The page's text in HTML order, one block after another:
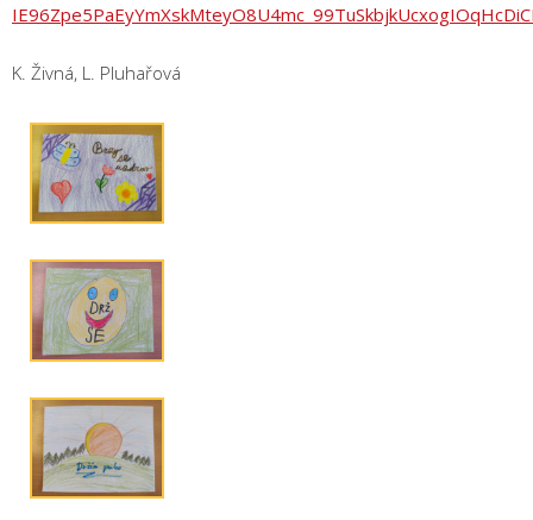
K. Živná, L. Pluhařová